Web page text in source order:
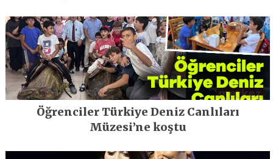
Öğrenciler Türkiye Deniz Canlıları
Müzesi’ne koştu